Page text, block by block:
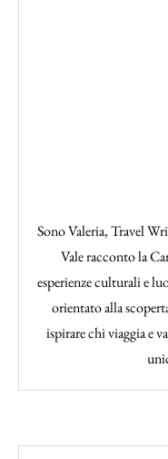
Sono Valeria, Travel
Vale racconto la
esperienze culturali e
orientato alla
ispirare chi viaggia e